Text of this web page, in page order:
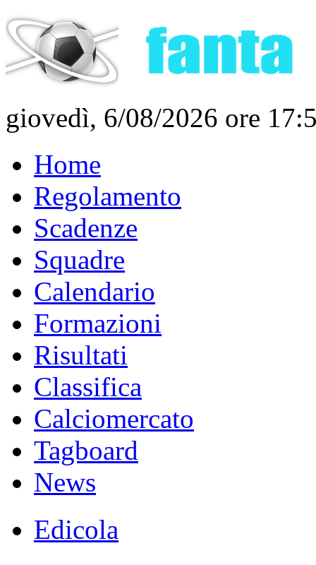
giovedì, 6/08/2026 ore
Home
Regolamento
Scadenze
Squadre
Calendario
Formazioni
Risultati
Classifica
Calciomercato
Tagboard
News
Edicola